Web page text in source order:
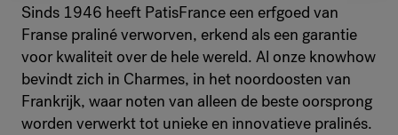
Sinds 1946 heeft PatisFrance een erfgoed van
Franse praliné verworven, erkend als een garantie
voor kwaliteit over de hele wereld. Al onze knowhow
bevindt zich in Charmes, in het noordoosten van
Frankrijk, waar noten van alleen de beste oorsprong
worden verwerkt tot unieke en innovatieve pralinés.